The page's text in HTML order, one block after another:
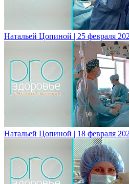
Натальей Цопиной | 25 февраля
Натальей Цопиной | 18 февраля